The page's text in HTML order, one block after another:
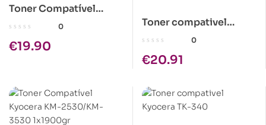
Toner Compatível
Brother TN-7600 Preto
0
€19.90
Toner compativel
Kyocera TK-55 (TK-55)
0
€20.91